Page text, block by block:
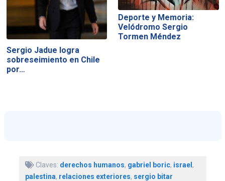
Sergio Jadue logra
sobreseimiento en Chile
por…
Deporte y Memoria:
Velódromo Sergio
Tormen Méndez
Claves: derechos humanos, gabriel boric, israel,
palestina, relaciones exteriores, sergio bitar